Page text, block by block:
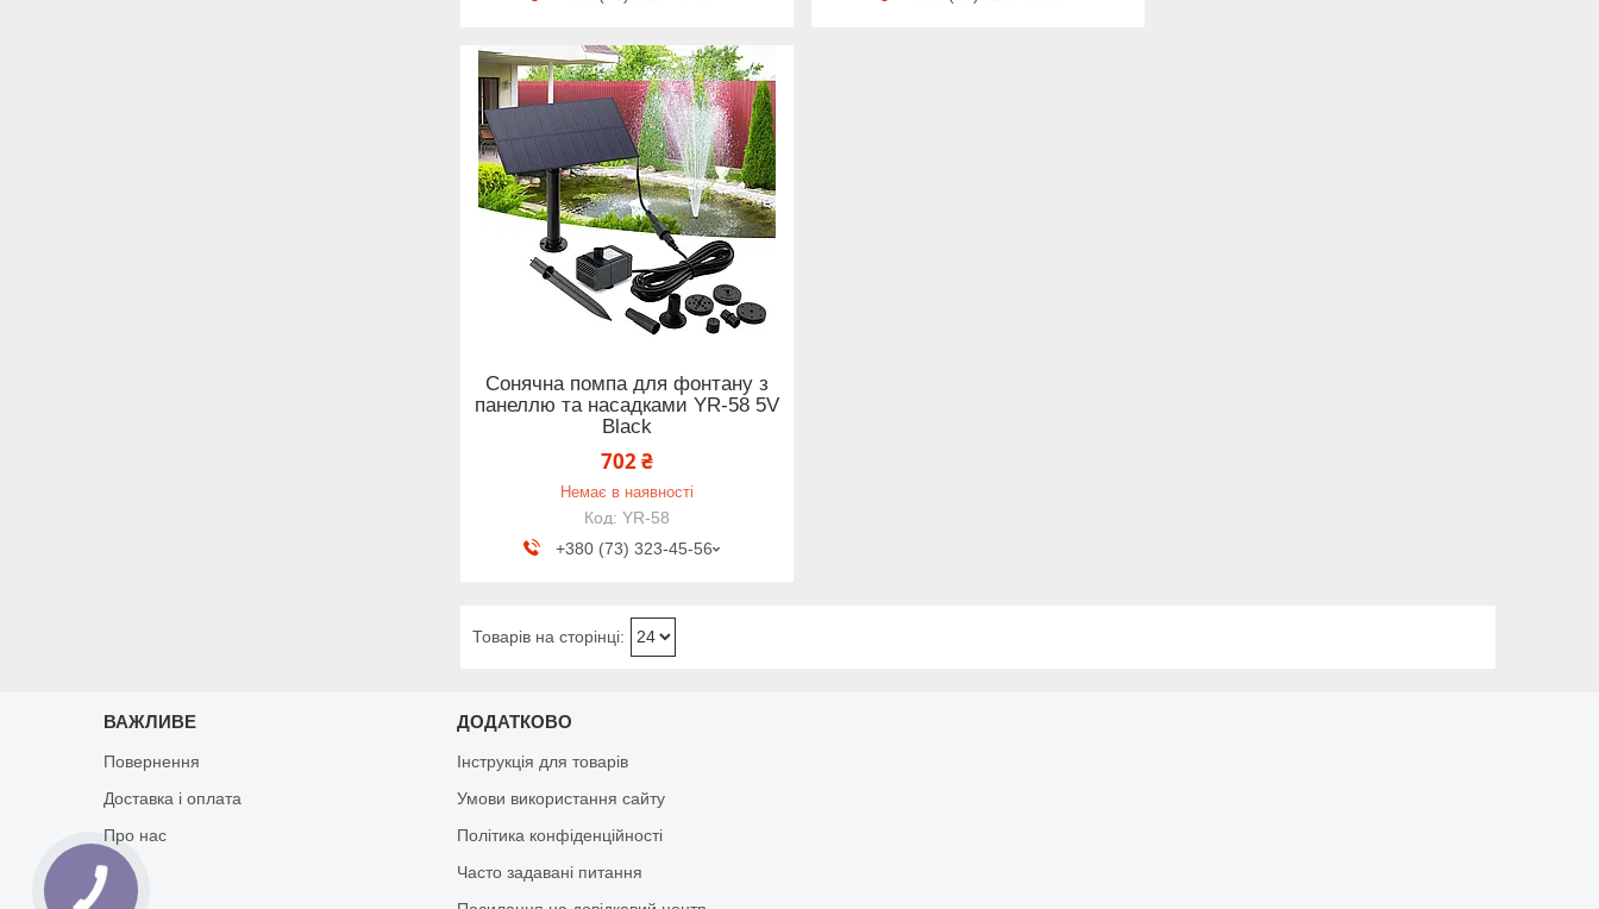
Сонячна помпа для фонтану з
панеллю та насадками YR-58 5V
Black
702 ₴
Немає в наявності
YR-58
+380 (73) 323-45-56
ВАЖЛИВЕ
Повернення
Доставка і оплата
Про нас
ДОДАТКОВО
Інструкція для товарів
Умови використання сайту
Політика конфіденційності
Часто задавані питання